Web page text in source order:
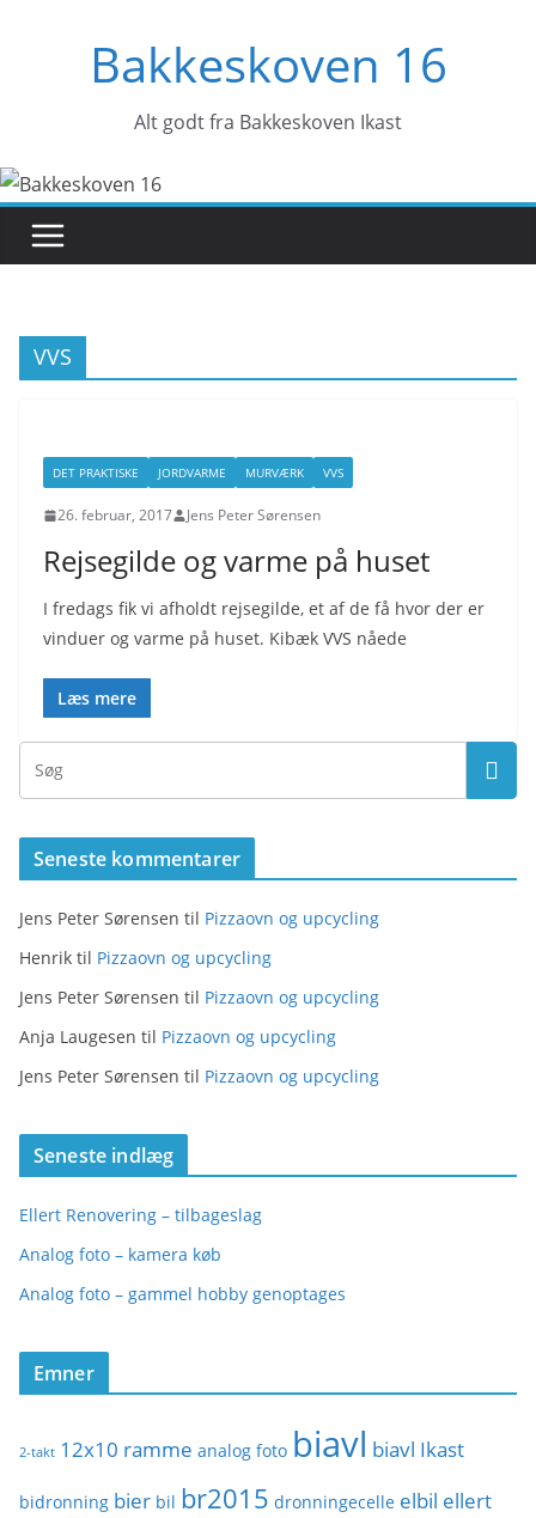
Bakkeskoven 16
Alt godt fra Bakkeskoven Ikast
VVS
DET PRAKTISKE JORDVARME MURVÆRK VVS
26. februar, 2017 Jens Peter Sørensen
Rejsegilde og varme på huset
I fredags fik vi afholdt rejsegilde, et af de få hvor der er
vinduer og varme på huset. Kibæk VVS nåede
Læs mere
Seneste kommentarer
Jens Peter Sørensen til Pizzaovn og upcycling
Henrik til Pizzaovn og upcycling
Jens Peter Sørensen til Pizzaovn og upcycling
Anja Laugesen til Pizzaovn og upcycling
Jens Peter Sørensen til Pizzaovn og upcycling
Seneste indlæg
Ellert Renovering – tilbageslag
Analog foto – kamera køb
Analog foto – gammel hobby genoptages
Emner
2-takt 12x10 ramme analog foto biavl biavl Ikast
bidronning bier bil br2015 dronningecelle elbil ellert